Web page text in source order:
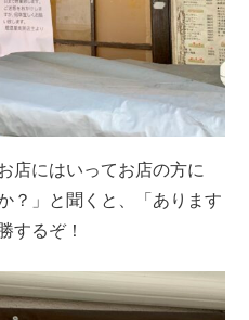
店にはいってお店の方に
？」と聞くと、「あります
するぞ！